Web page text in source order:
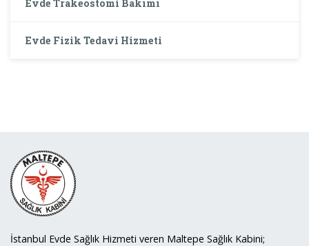
Evde Trakeostomi Bakımı
Evde Fizik Tedavi Hizmeti
İstanbul Evde Sağlık Hizmeti veren Maltepe Sağlık Kabini;